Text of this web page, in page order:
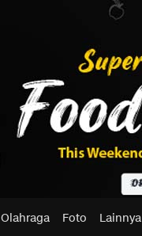
Olahraga Foto Lainnya